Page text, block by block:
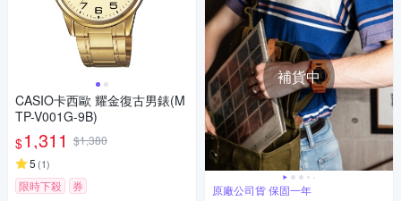
CASIO卡西歐 耀金復古男錶(M
TP-V001G-9B)
$1,311 $1,380
5 (1)
限時下殺 券
補貨中
原廠公司貨 保固一年